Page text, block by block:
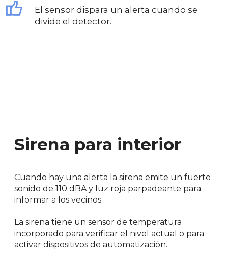
El sensor dispara un alerta cuando se
divide el detector.
Sirena para interior
Cuando hay una alerta la sirena emite un fuerte
sonido de 110 dBA y luz roja parpadeante para
informar a los vecinos.
La sirena tiene un sensor de temperatura
incorporado para verificar el nivel actual o para
activar dispositivos de automatización.